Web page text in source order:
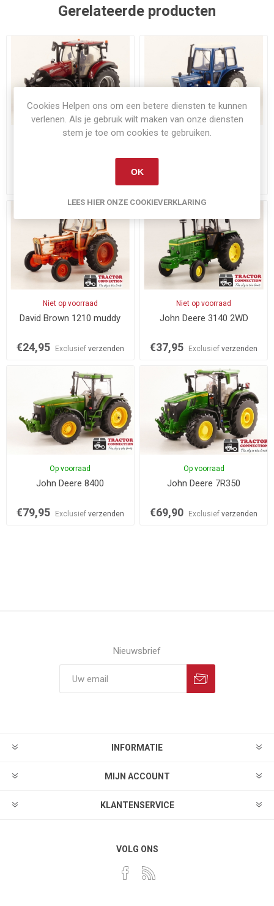
Gerelateerde producten
Op voorraad
verzenden
Niet op voorraad
€27,95
Niet op voorraad
David Brown 1210 muddy
€24,95 Exclusief verzenden
Niet op voorraad
John Deere 3140 2WD
€37,95 Exclusiefverzenden
Op voorraad
John Deere 8400
€79,95 Exclusief verzenden
Op voorraad
John Deere 7R350
€69,90 Exclusiefverzenden
Nieuwsbrief
INFORMATIE
MIJN ACCOUNT
KLANTENSERVICE
VOLG ONS
Cookies Helpen ons om een betere diensten te kunnen
verlenen. Als je gebruik wilt maken van onze diensten
stem je toe om cookies te gebruiken.
OK
LEES HIER ONZE COOKIEVERKLARING